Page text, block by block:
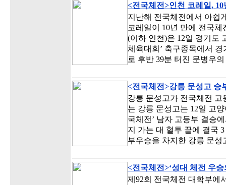
<전국체전>인천 코레일,
지난해 전국체전에서 아쉽
코레일이 10년 만에 전국
(이하 인천)은 12일 경기도
체육대회’ 축구종목에서
로 후반 39분 터진 문병우
<전국체전>강릉 문성고 승
강릉 문성고가 전국체전
는 강릉 문성고는 12일 고
국체전’ 남자 고등부 결승
지 가는 대 혈투 끝에 결국
부우승을 차지한 강릉 문
<전국체전>‘성대 체전 우
제92회 전국체전 대학부에